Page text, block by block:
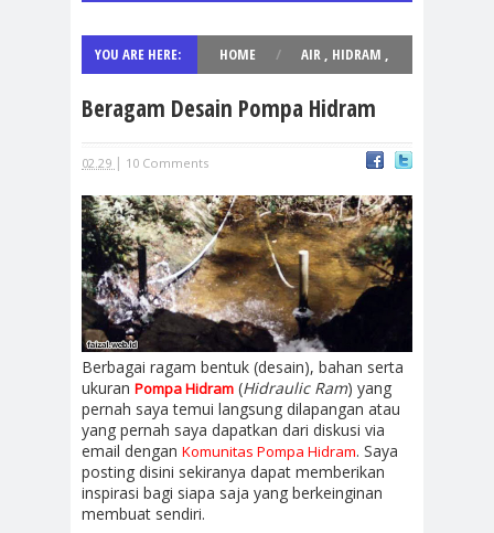
YOU ARE HERE: HOME / AIR HIDRAM
Beragam Desain Pompa Hidram
02.29 | 10 Comments
Berbagai ragam bentuk (desain), bahan serta
ukuran Pompa Hidram (Hidraulic Ram) yang
pernah saya temui langsung dilapangan atau
yang pernah saya dapatkan dari diskusi via
email dengan Komunitas Pompa Hidram. Saya
posting disini sekiranya dapat memberikan
inspirasi bagi siapa saja yang berkeinginan
membuat sendiri.